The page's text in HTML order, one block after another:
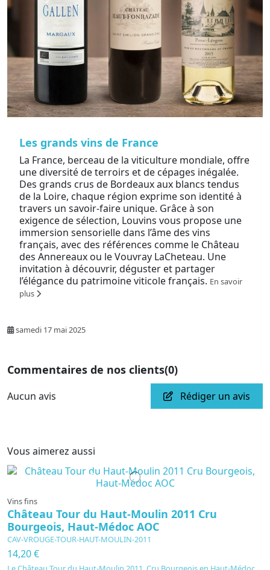
Les grands vins de France
La France, berceau de la viticulture mondiale, offre
une diversité de terroirs et de cépages inégalée.
Des grands crus de Bordeaux aux blancs tendus
de la Loire, chaque région exprime son identité à
travers un savoir-faire unique. Grâce à son
exigence de sélection, Louvins vous propose une
immersion sensorielle dans l’âme des vins
français, avec des références comme le Château
des Annereaux ou le Vouvray LaCheteau. Une
invitation à découvrir, déguster et partager
l’élégance du patrimoine viticole français. En savoir
plus
samedi 17 mai 2025
Commentaires de nos clients(0)
Aucun avis Rédiger un avis
Vous aimerez aussi
En cours de production
Vins fins
Château Tour du Haut-Moulin 2011 Cru
Bourgeois, Haut-Médoc AOC
CAV-VROUGE-TOUR-HAUT-MOULIN-2011
14,20 €